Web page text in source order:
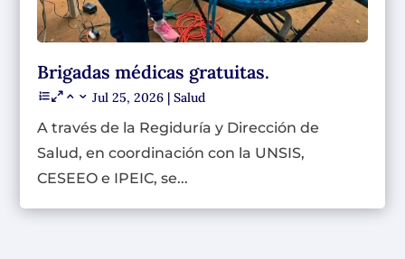
Brigadas médicas gratuitas.
Jul 25, 2026 |Salud
A través de la Regiduría y Dirección de
Salud, en coordinación con la UNSIS,
CESEEO e IPEIC, se...